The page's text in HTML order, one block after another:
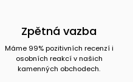
Zpětná vazba
Máme 99% pozitivních recenzí i
osobních reakcí v našich
kamenných obchodech.